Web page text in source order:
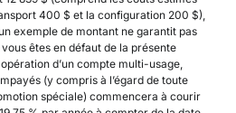
400 $ et la configuration 200 $),
exemple de montant ne garantit pas
êtes en défaut de la présente
d’un compte multi-usage,
(y compris à l’égard de toute
spéciale) commencera à courir